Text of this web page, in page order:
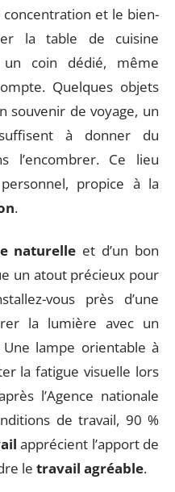
et le bien-
la table de cuisine
coin dédié, même
Quelques objets
souvenir de voyage, un
à donner du
l’encombrer. Ce lieu
propice à la
.
naturelle et d’un bon
un atout précieux pour
vous près d’une
la lumière avec un
lampe orientable à
la fatigue visuelle lors
l’Agence nationale
de travail, 90 %
apprécient l’apport de
le travail agréable.